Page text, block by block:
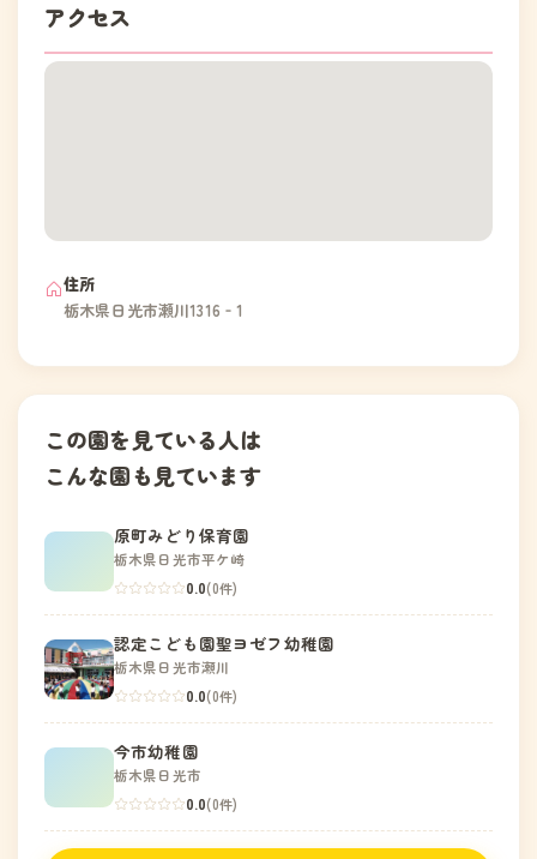
アクセス
住所
栃木県日光市瀬川1316‐1
この園を見ている人は
こんな園も見ています
原町みどり保育園
栃木県日光市平ケ崎
0.0(0件)
認定こども園聖ヨゼフ幼稚園
栃木県日光市瀬川
0.0(0件)
今市幼稚園
栃木県日光市
0.0(0件)